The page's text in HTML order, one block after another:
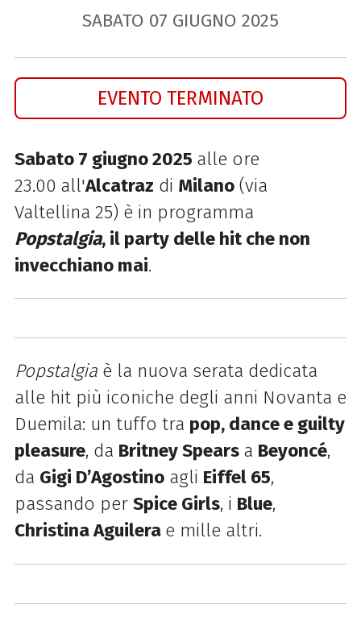
SABATO 07 GIUGNO 2025
EVENTO TERMINATO
Sabato 7 giugno 2025 alle ore
23.00 all'Alcatraz di Milano(via
Valtellina 25) è in programma
Popstalgia, il party delle hit che non
invecchiano mai.
Popstalgia è la nuova serata dedicata
alle hit più iconiche degli anni Novanta e
Duemila: un tuffo tra pop, dance e guilty
pleasure, da Britney Spears a Beyoncé,
da Gigi D’Agostinoagli Eiffel 65,
passando per Spice Girls, i Blue,
Christina Aguilera e mille altri.